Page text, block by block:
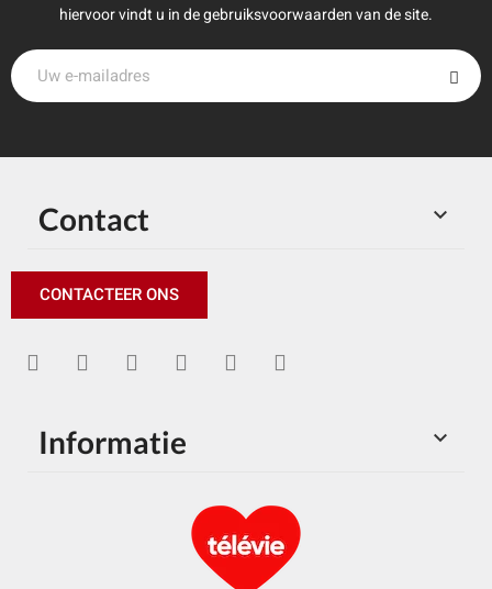
hiervoor vindt u in de gebruiksvoorwaarden van de site.

Contact
CONTACTEER ONS

Informatie